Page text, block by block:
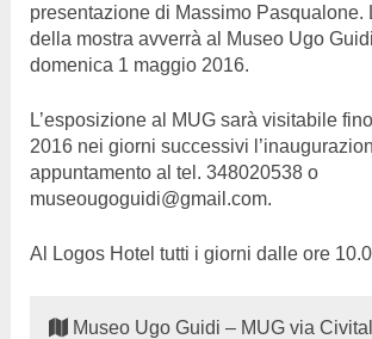
presentazione di Massimo Pasqualone.
della mostra avverrà al Museo Ugo
domenica 1 maggio 2016.
L’esposizione al MUG sarà visitabile
2016 nei giorni successivi
appuntamento al tel. 348020538 o
museougoguidi@gmail.com.
Al Logos Hotel tutti i giorni dalle ore
Museo Ugo Guidi – MUG via